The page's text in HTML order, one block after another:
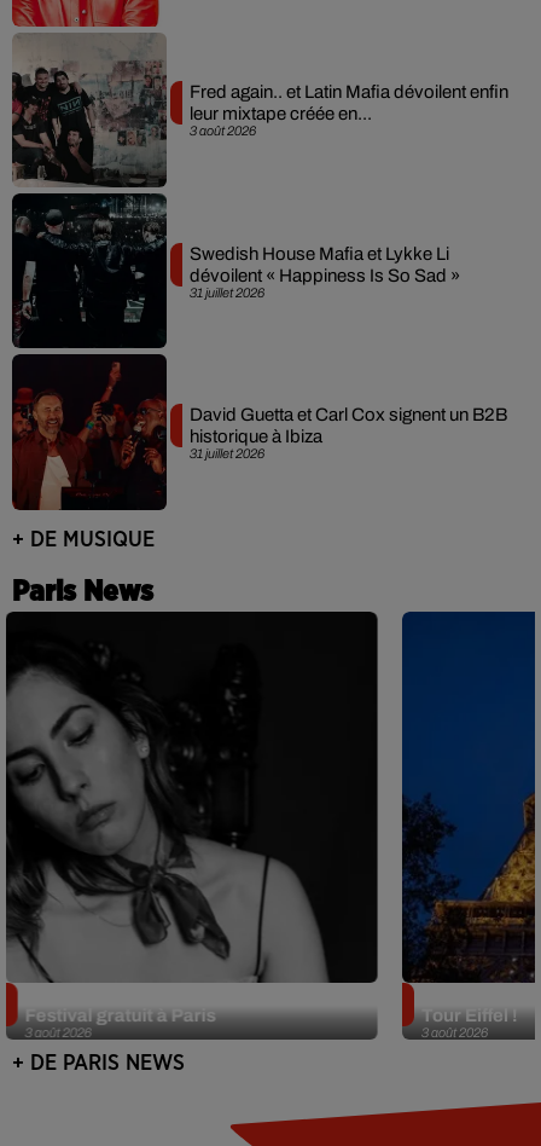
3 août 2026
Fred again.. et Latin Mafia dévoilent enfin
leur mixtape créée en...
31 juillet 2026
Swedish House Mafia et Lykke Li
dévoilent « Happiness Is So Sad »
31 juillet 2026
David Guetta et Carl Cox signent un B2B
historique à Ibiza
+ DE MUSIQUE
Paris News
3 août 2026
Festival gratuit à Paris
3 août 2026
Tour Eiffel !
+ DE PARIS NEWS